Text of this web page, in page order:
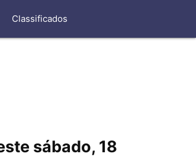
Classificados
sábado, 18